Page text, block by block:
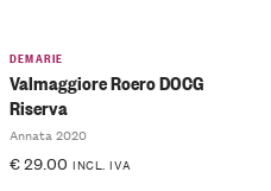
DEMARIE
Valmaggiore Roero DOCG
Riserva
Annata 2020
€29.00 INCL. IVA